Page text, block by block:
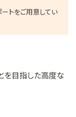
トをご用意してい
を目指した高度な